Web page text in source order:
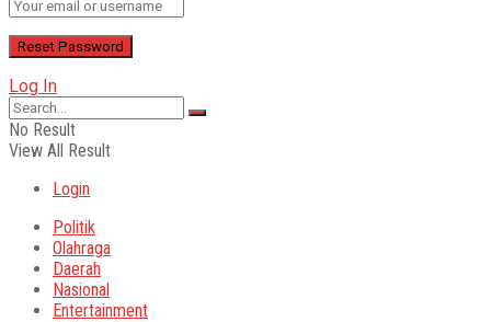
Log In
No Result
View All Result
Login
Politik
Olahraga
Daerah
Nasional
Entertainment